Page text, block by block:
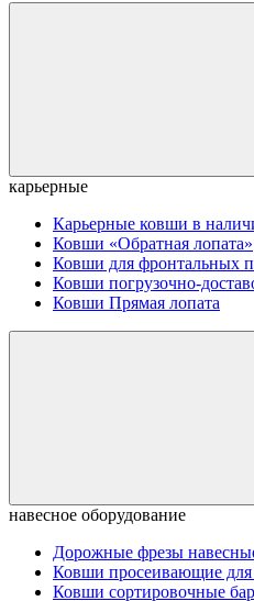
карьерные
Карьерные ковши в
Ковши «Обратная лопата»
Ковши для фронтальных
Ковши погрузочно-
Ковши Прямая лопата
навесное оборудование
Дорожные фрезы
Ковши просеивающие для
Ковши сортировочные